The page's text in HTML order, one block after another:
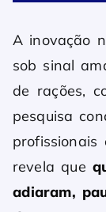
A inovação
sob sinal
de rações,
pesquisa
revela que
adiaram,